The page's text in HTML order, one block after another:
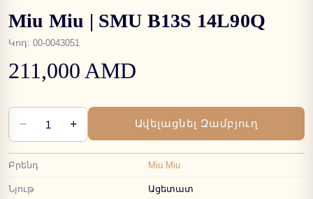
Miu Miu | SMU B13S 14L90Q
Կոդ: 00-0043051
211,000 AMD
− 1 + Ավելացնել Զամբյուղ
Բրենդ Miu Miu
Նյութ Ացետատ